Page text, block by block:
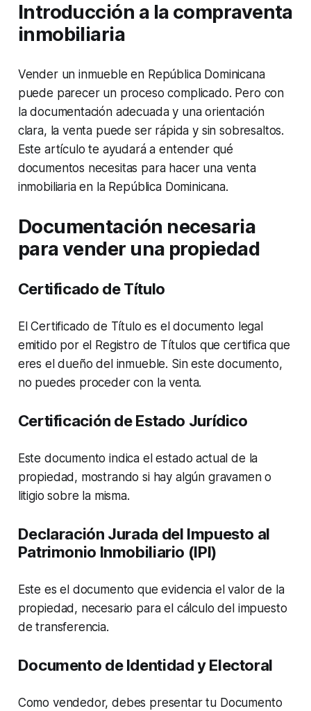
Introducción a la compraventa
inmobiliaria
Vender un inmueble en República Dominicana
puede parecer un proceso complicado. Pero con
la documentación adecuada y una orientación
clara, la venta puede ser rápida y sin sobresaltos.
Este artículo te ayudará a entender qué
documentos necesitas para hacer una venta
inmobiliaria en la República Dominicana.
Documentación necesaria
para vender una propiedad
Certificado de Título
El Certificado de Título es el documento legal
emitido por el Registro de Títulos que certifica que
eres el dueño del inmueble. Sin este documento,
no puedes proceder con la venta.
Certificación de Estado Jurídico
Este documento indica el estado actual de la
propiedad, mostrando si hay algún gravamen o
litigio sobre la misma.
Declaración Jurada del Impuesto al
Patrimonio Inmobiliario (IPI)
Este es el documento que evidencia el valor de la
propiedad, necesario para el cálculo del impuesto
de transferencia.
Documento de Identidad y Electoral
Como vendedor, debes presentar tu Documento